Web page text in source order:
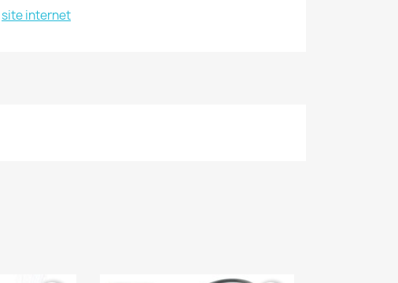
site internet